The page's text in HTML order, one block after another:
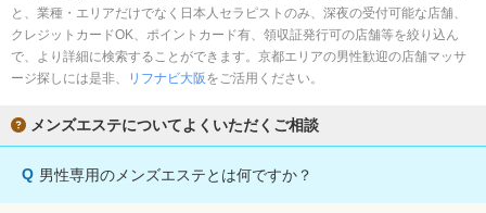
と、業種・エリアだけでなく日本人セラピストのみ、深夜の受付可能な店舗、
クレジットカードOK、ポイントカード有、領収証発行可の店舗等を絞り込ん
で、より詳細に検索することができます。京都エリアの男性歓迎の店舗マッサ
ージ探しには是非、
リフナビ大阪 をご活用ください。
メンズエステについてよくいただくご相談
Q 男性専用のメンズエステとは何ですか？